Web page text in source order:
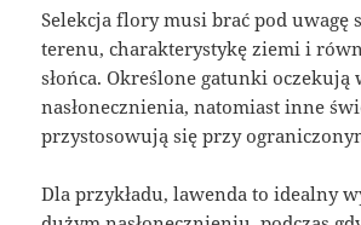
Selekcja flory musi brać pod uwagę
terenu, charakterystykę ziemi i
słońca. Określone gatunki oczekują
nasłonecznienia, natomiast inne
przystosowują się przy
Dla przykładu, lawenda to idealny